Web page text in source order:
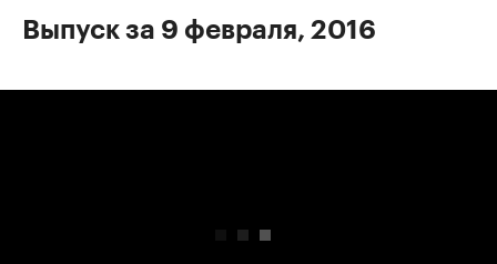
Выпуск за 9 февраля, 2016